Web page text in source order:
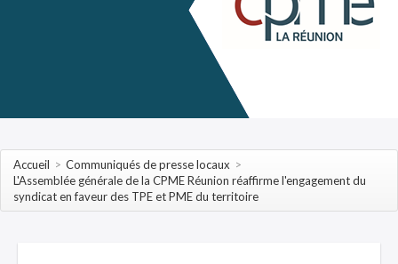
Accueil > Communiqués de presse locaux >
L'Assemblée générale de la CPME Réunion réaffirme l'engagement du
syndicat en faveur des TPE et PME du territoire